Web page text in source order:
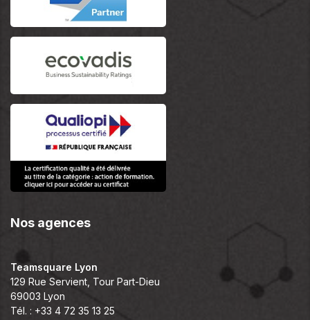
Nos agences
Teamsquare Lyon
129 Rue Servient, Tour Part-Dieu
69003 Lyon
Tél. : +33 4 72 35 13 25